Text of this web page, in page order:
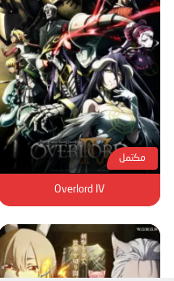
مكتمل
Overlord IV